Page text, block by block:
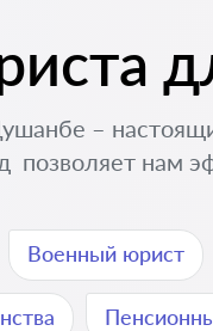
–
позволяет нам
Военный юрист